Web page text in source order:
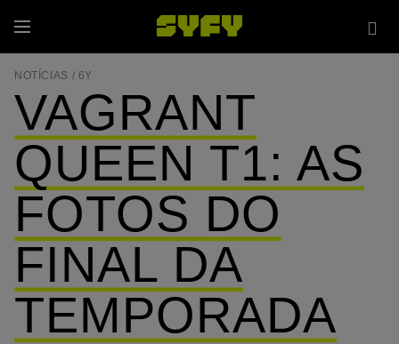
para
o
conteúdo
principal
Menu
NOTÍCIAS / 6Y
VAGRANT
QUEEN T1: AS
FOTOS DO
FINAL DA
TEMPORADA